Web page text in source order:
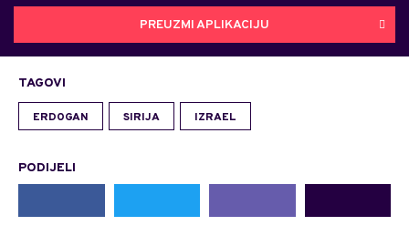
PREUZMI APLIKACIJU
TAGOVI
ERDOGAN SIRIJA IZRAEL
PODIJELI